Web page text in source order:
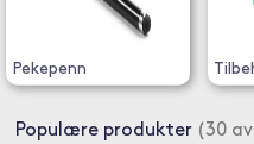
Pekepenn
Populære produkter (30